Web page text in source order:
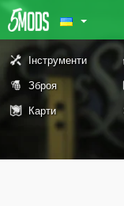
Інструменти
Зброя
Карти